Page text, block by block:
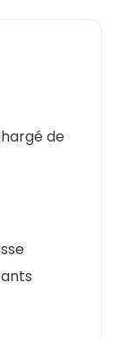
de